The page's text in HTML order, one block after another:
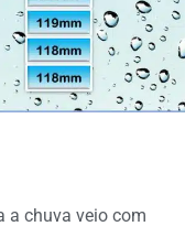
a chuva veio com